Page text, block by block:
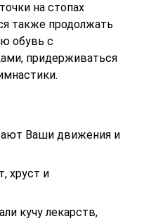
на стопах
также продолжать
обувь с
придерживаться
Ваши движения и
хруст и
кучу лекарств,